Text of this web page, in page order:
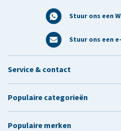
Stuur ons een
Stuur ons een
Service & contact
Populaire categorieën
Populaire merken